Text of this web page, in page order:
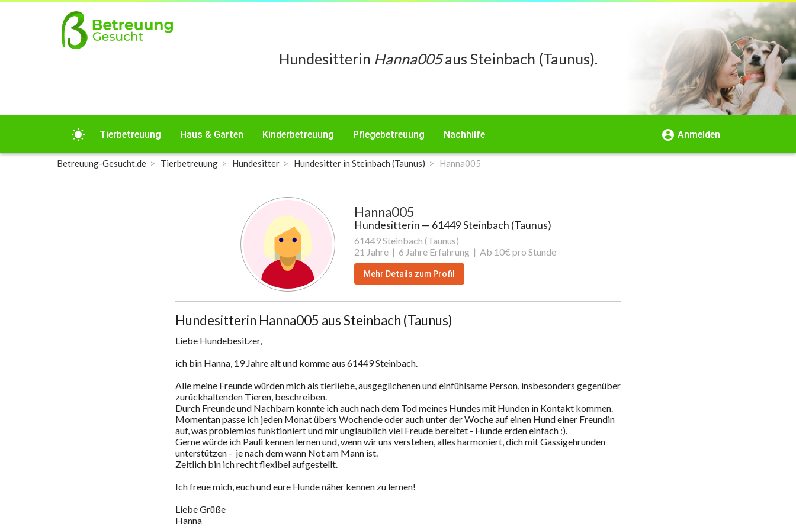
Hundesitterin Hanna005aus Steinbach (Taunus).
wb_sunny Tierbetreuung Haus & Garten Kinderbetreuung Pflegebetreuung Nachhilfe account_circle Anmelden
Betreuung-Gesucht.de Tierbetreuung Hundesitter Hundesitter in Steinbach (Taunus) Hanna005
Hanna005
Hundesitterin — 61449 Steinbach (Taunus)
61449 Steinbach (Taunus)
21 Jahre | 6 Jahre Erfahrung | Ab 10€ pro Stunde
Mehr Details zum Profil
Hundesitterin Hanna005 aus Steinbach (Taunus)
Liebe Hundebesitzer,
ich bin Hanna, 19 Jahre alt und komme aus 61449 Steinbach.
Alle meine Freunde würden mich als tierliebe, ausgeglichenen und einfühlsame Person, insbesonders gegenüber
zurückhaltenden Tieren, beschreiben.
Durch Freunde und Nachbarn konnte ich auch nach dem Tod meines Hundes mit Hunden in Kontakt kommen.
Momentan passe ich jeden Monat übers Wochende oder auch unter der Woche auf einen Hund einer Freundin
auf, was problemlos funktioniert und mir unglaublich viel Freude bereitet - Hunde erden einfach :).
Gerne würde ich Pauli kennen lernen und, wenn wir uns verstehen, alles harmoniert, dich mit Gassigehrunden
unterstützen -  je nach dem wann Not am Mann ist.
Zeitlich bin ich recht flexibel aufgestellt.
Ich freue mich, euch und eure Hunde näher kennen zu lernen!
Liebe Grüße
Hanna